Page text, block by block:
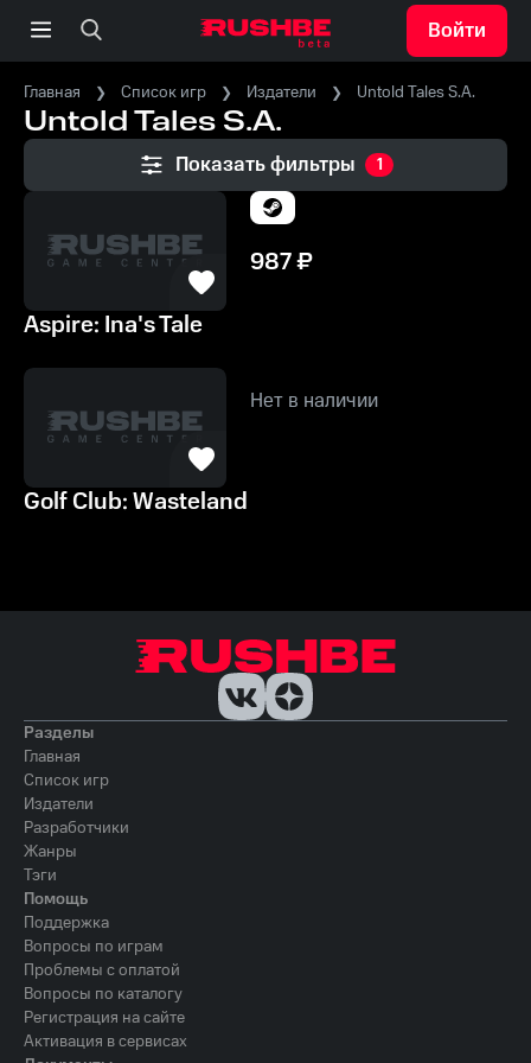
Войти
Главная Список игр Издатели Untold Tales S.A.
Untold Tales S.A.
Показать фильтры 1
987₽
Aspire: Ina's Tale
Нет в наличии
Golf Club: Wasteland
Разделы
Главная
Список игр
Издатели
Разработчики
Жанры
Тэги
Помощь
Поддержка
Вопросы по играм
Проблемы с оплатой
Вопросы по каталогу
Регистрация на сайте
Активация в сервисах